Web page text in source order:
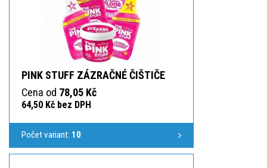
PINK STUFF ZÁZRAČNÉ ČIŠTIČE
Cena od 78,05 Kč
64,50 Kč bez DPH
Počet variant: 10